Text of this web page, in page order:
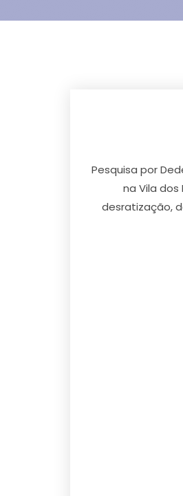
Pesquisa por
na Vila
desratização,